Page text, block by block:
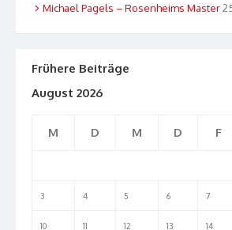
Michael Pagels – Rosenheims Master
Frühere Beiträge
August 2026
M D M D F
3 4 5 6 7
10 11 12 13 14